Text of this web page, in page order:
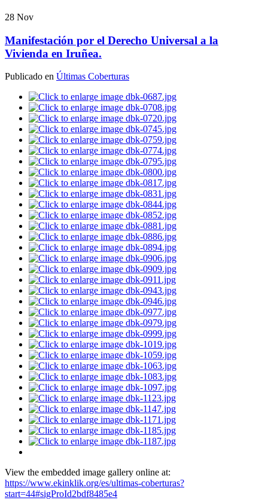
28 Nov
Manifestación por el Derecho Universal a la
Vivienda en Iruñea.
Publicado en Últimas Coberturas
View the embedded image gallery online at:
https://www.ekinklik.org/es/ultimas-coberturas?
start=44#sigProId2bdf8485e4